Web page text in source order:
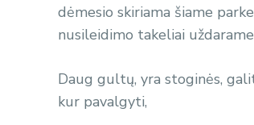
dėmesio skiriama šiame
nusileidimo takeliai
Daug gultų, yra stoginės,
kur pavalgyti,